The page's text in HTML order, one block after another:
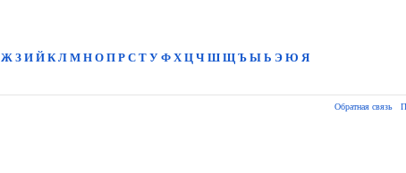
Ж З И Й К Л М Н О П Р С Т У Ф Х Ц Ч Ш Щ Ъ Ы Ь Э Ю Я
Обратная связь